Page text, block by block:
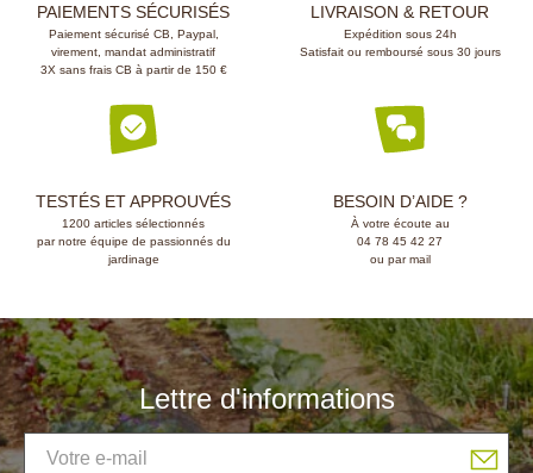
PAIEMENTS SÉCURISÉS
Paiement sécurisé CB, Paypal,
virement, mandat administratif
3X sans frais CB à partir de 150 €
LIVRAISON & RETOUR
Expédition sous 24h
Satisfait ou remboursé sous 30 jours
TESTÉS ET APPROUVÉS
1200 articles sélectionnés
par notre équipe de passionnés du
jardinage
BESOIN D’AIDE ?
À votre écoute au
04 78 45 42 27
ou par mail
Lettre d'informations